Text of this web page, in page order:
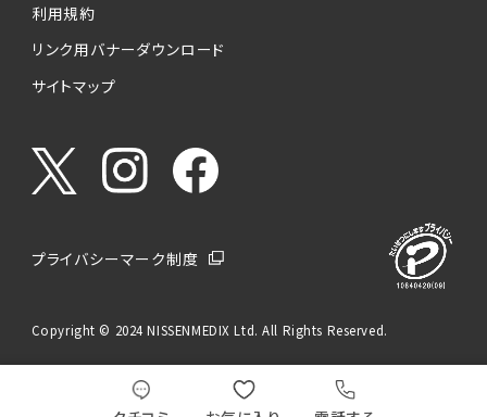
利用規約
リンク用バナーダウンロード
サイトマップ
プライバシーマーク制度
Copyright © 2024 NISSENMEDIX Ltd. All Rights Reserved.